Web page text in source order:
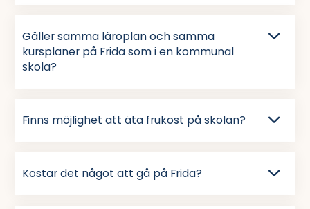
Gäller samma läroplan och samma
kursplaner på Frida som i en kommunal
skola?
Finns möjlighet att äta frukost på skolan?
Kostar det något att gå på Frida?